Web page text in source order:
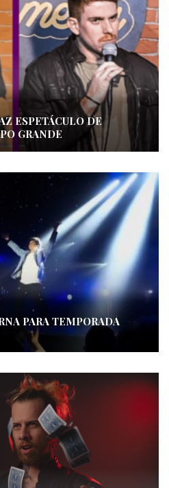
ESPETÁCULO DE
GRANDE
PARA TEMPORADA